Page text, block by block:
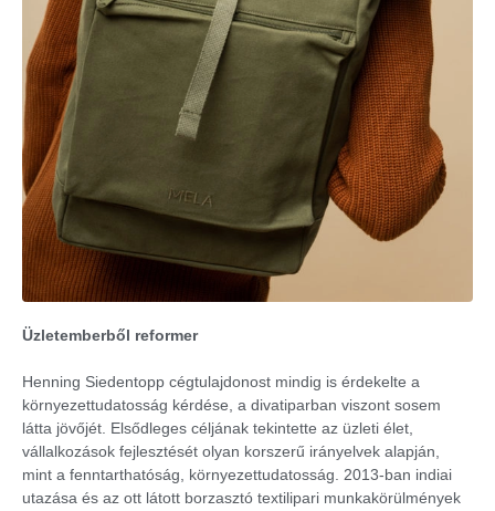
Üzletemberből reformer
Henning Siedentopp cégtulajdonost mindig is érdekelte a
környezettudatosság kérdése, a divatiparban viszont sosem
látta jövőjét. Elsődleges céljának tekintette az üzleti élet,
vállalkozások fejlesztését olyan korszerű irányelvek alapján,
mint a fenntarthatóság, környezettudatosság. 2013-ban indiai
utazása és az ott látott borzasztó textilipari munkakörülmények